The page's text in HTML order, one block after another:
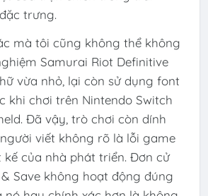
trưng.
mà tôi cũng không thể không
Samurai Riot Definitive
vừa nhỏ, lại còn sử dụng font
khi chơi trên Nintendo Switch
Đã vậy, trò chơi còn dính
viết không rõ là lỗi game
của nhà phát triển. Đơn cử
Save không hoạt động đúng